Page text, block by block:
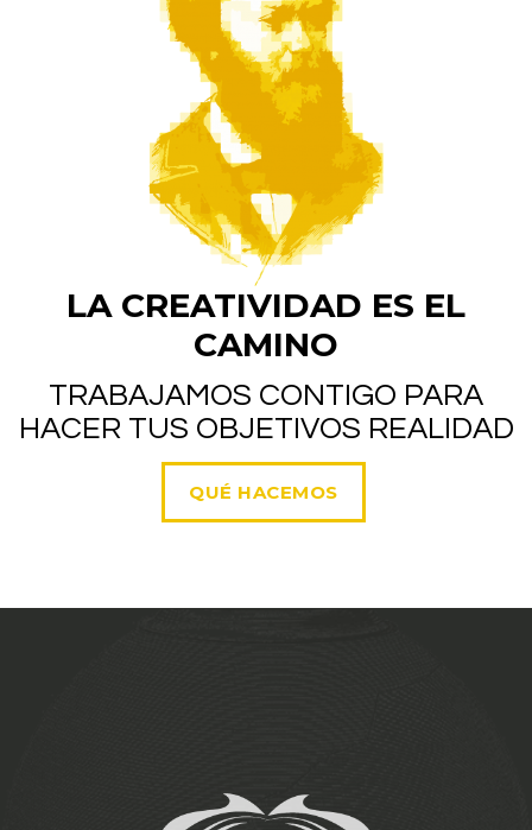
LA CREATIVIDAD ES EL
CAMINO
TRABAJAMOS CONTIGO PARA
HACER TUS OBJETIVOS REALIDAD
QUÉ HACEMOS